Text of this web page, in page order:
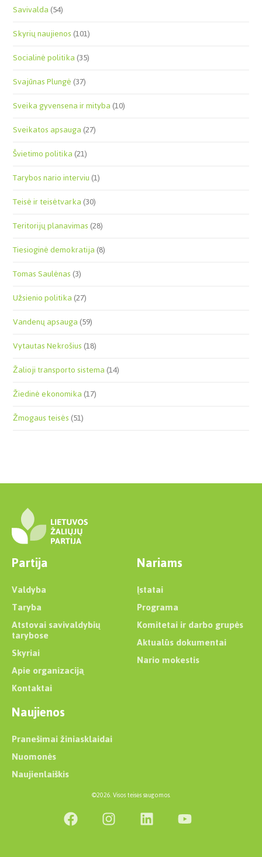
Savivalda(54)
Skyrių naujienos(101)
Socialinė politika(35)
Svajūnas Plungė(37)
Sveika gyvensena ir mityba(10)
Sveikatos apsauga(27)
Švietimo politika(21)
Tarybos nario interviu(1)
Teisė ir teisėtvarka(30)
Teritorijų planavimas(28)
Tiesioginė demokratija(8)
Tomas Saulėnas(3)
Užsienio politika(27)
Vandenų apsauga(59)
Vytautas Nekrošius(18)
Žalioji transporto sistema(14)
Žiedinė ekonomika(17)
Žmogaus teisės(51)
Partija
Valdyba
Taryba
Atstovai savivaldybių
tarybose
Skyriai
Apie organizaciją
Kontaktai
Nariams
Įstatai
Programa
Komitetai ir darbo grupės
Aktualūs dokumentai
Nario mokestis
Naujienos
Pranešimai žiniasklaidai
Nuomonės
Naujienlaiškis
©2026. Visos teisės saugomos.